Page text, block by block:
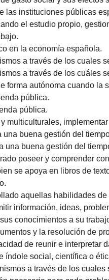
las instituciones públicas
el estudio propio,
en la economía española.
a través de los
a través de los
forma autónoma cuando la
pública.
pública.
multiculturales,
buena gestión del
una buena gestión del
poseer y comprender
se apoya en libros de
aquellas habilidades
información, ideas,
conocimientos a su
y la resolución de
de reunir e interpretar
índole social, científica o
a través de los